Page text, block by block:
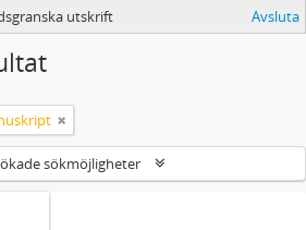
utskrift Avsluta
sökmöjligheter